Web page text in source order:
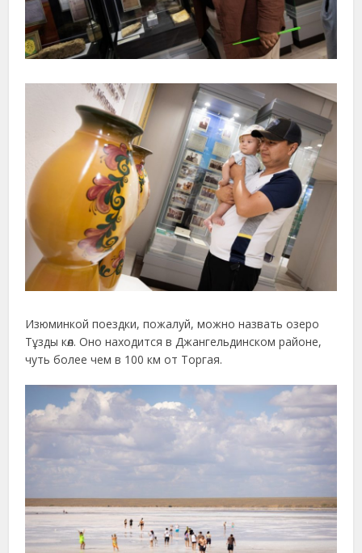
Изюминкой поездки, пожалуй, можно назвать озеро
Тұзды көл. Оно находится в Джангельдинском районе,
чуть более чем в 100 км от Торгая.